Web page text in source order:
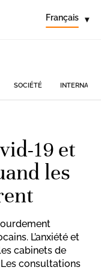
Français ▾
SOCIÉTÉ
19 et
les
L’anxiété et
cabinets de
consultations